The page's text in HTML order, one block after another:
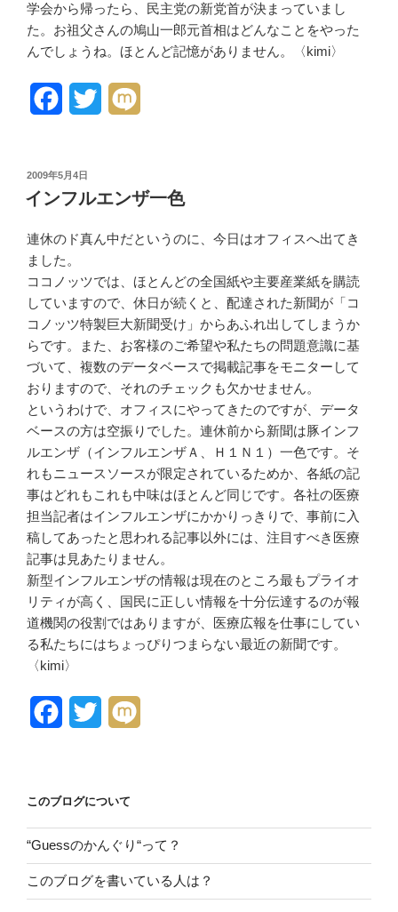
学会から帰ったら、民主党の新党首が決まっていまし
た。お祖父さんの鳩山一郎元首相はどんなことをやった
んでしょうね。ほとんど記憶がありません。〈kimi〉
e
o
k
t
r
i
投
日:
2009年5月4日
インフルエンザ一色
連休のド真ん中だというのに、今日はオフィスへ出てき
ました。
ココノッツでは、ほとんどの全国紙や主要産業紙を購読
していますので、休日が続くと、配達された新聞が「コ
コノッツ特製巨大新聞受け」からあふれ出してしまうか
らです。また、お客様のご希望や私たちの問題意識に基
づいて、複数のデータベースで掲載記事をモニターして
おりますので、それのチェックも欠かせません。
というわけで、オフィスにやってきたのですが、データ
ベースの方は空振りでした。連休前から新聞は豚インフ
ルエンザ（インフルエンザＡ、Ｈ１Ｎ１）一色です。そ
れもニュースソースが限定されているためか、各紙の記
事はどれもこれも中味はほとんど同じです。各社の医療
担当記者はインフルエンザにかかりっきりで、事前に入
稿してあったと思われる記事以外には、注目すべき医療
記事は見あたりません。
新型インフルエンザの情報は現在のところ最もプライオ
リティが高く、国民に正しい情報を十分伝達するのが報
道機関の役割ではありますが、医療広報を仕事にしてい
る私たちにはちょっぴりつまらない最近の新聞です。
〈kimi〉
e
b
o
o
t
t
r
このブログについて
“Guessのかんぐり“って？
このブログを書いている人は？